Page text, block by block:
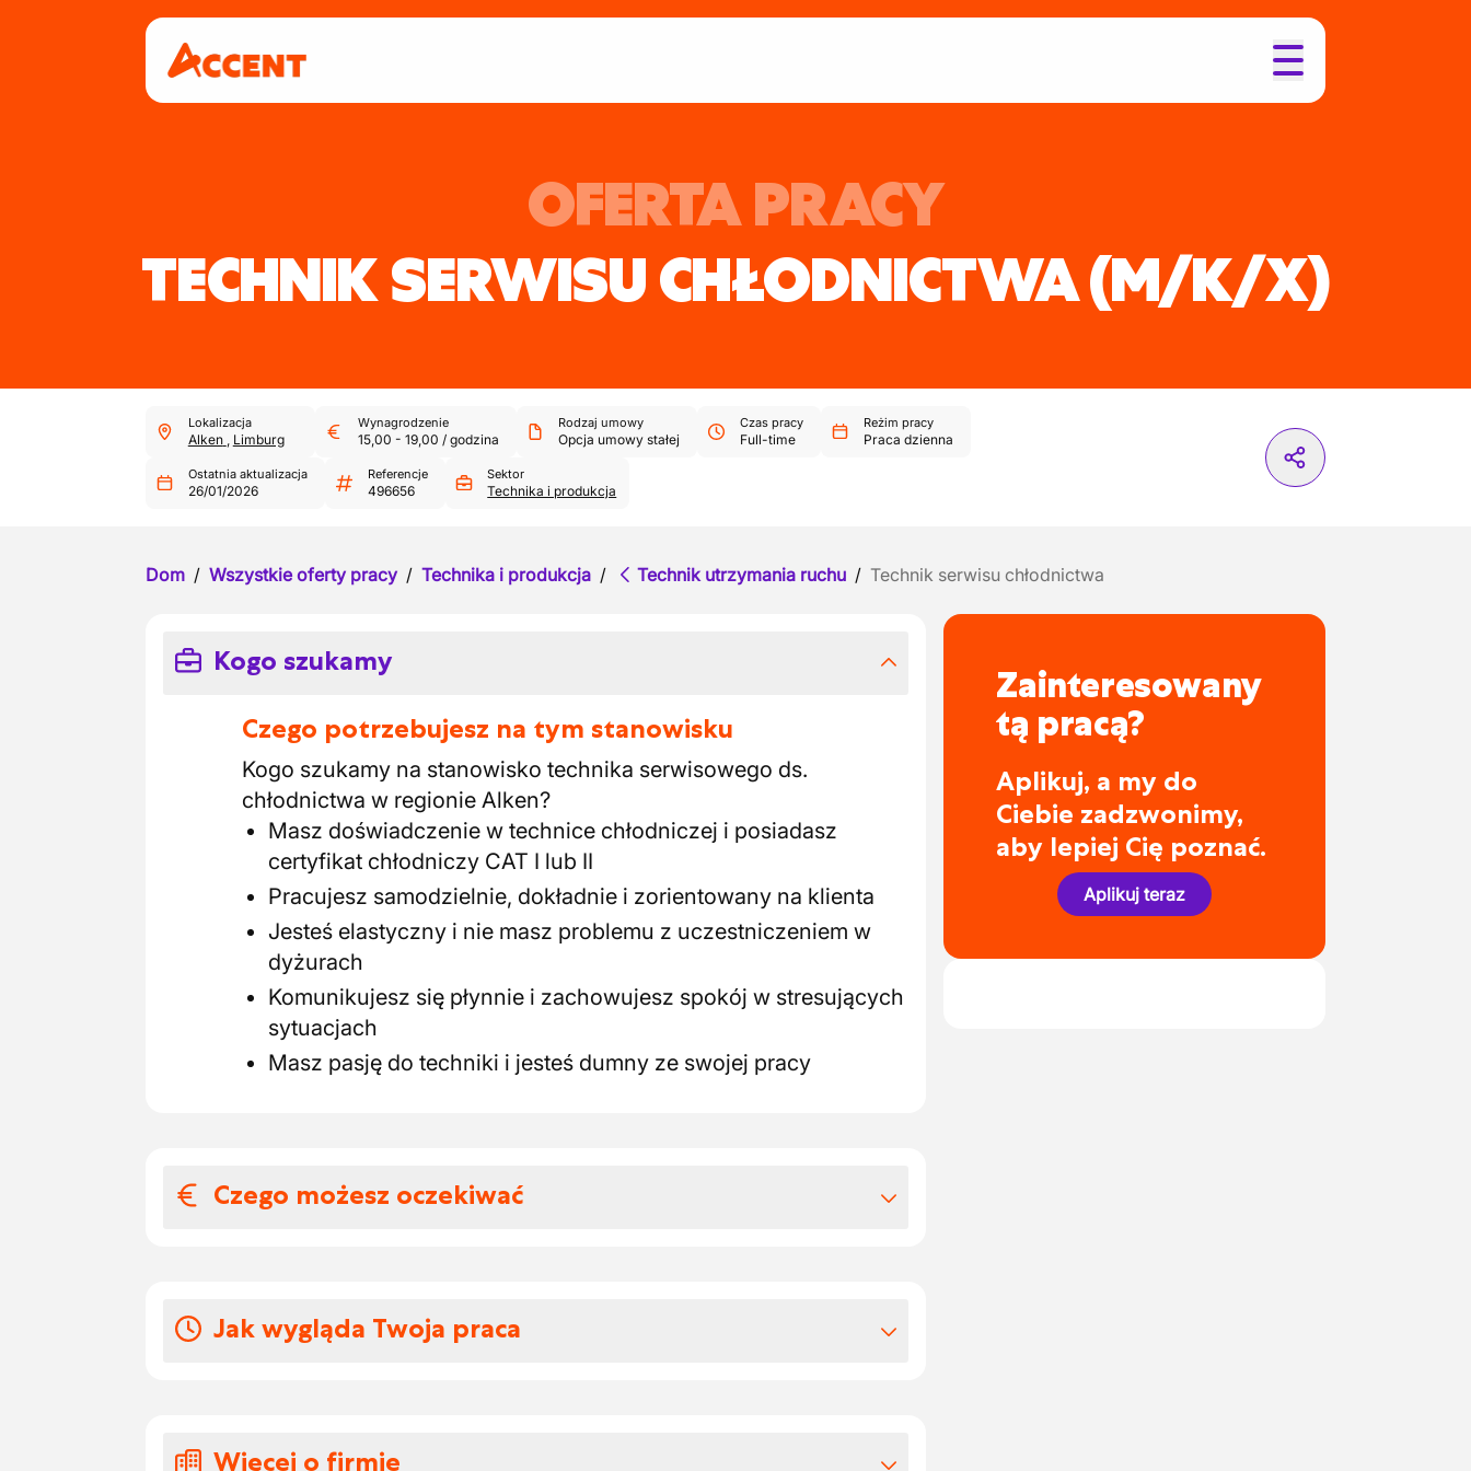
OFERTA PRACY
TECHNIK SERWISU CHŁODNICTWA(M/K/X)
Lokalizacja
Alken , Limburg
Wynagrodzenie
15,00 - 19,00 / godzina
Rodzaj umowy
Opcja umowy stałej
Czas pracy
Full-time
Reżim pracy
Praca dzienna
Ostatnia aktualizacja
26/01/2026
Referencje
496656
Sektor
Technika i produkcja
Dom / Wszystkie oferty pracy / Technika i produkcja / Technik utrzymania ruchu / Technik serwisu chłodnictwa
Kogo szukamy
Czego potrzebujesz na tym stanowisku
Kogo szukamy na stanowisko technika serwisowego ds.
chłodnictwa w regionie Alken?
Masz doświadczenie w technice chłodniczej i posiadasz
certyfikat chłodniczy CAT I lub II
Pracujesz samodzielnie, dokładnie i zorientowany na klienta
Jesteś elastyczny i nie masz problemu z uczestniczeniem w
dyżurach
Komunikujesz się płynnie i zachowujesz spokój w stresujących
sytuacjach
Masz pasję do techniki i jesteś dumny ze swojej pracy
Czego możesz oczekiwać
Alken jako serwisant chłodnictwa, możesz spodziewać się
Dodatkowe korzyści
Jak wygląda Twoja praca
rozwiązującą problemy z wiedzą techniczną i pasją do
Więcej o firmie
Zainteresowany
tą pracą?
Aplikuj, a my do
Ciebie zadzwonimy,
aby lepiej Cię poznać.
Aplikuj teraz